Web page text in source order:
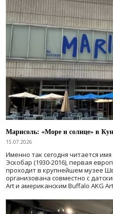
Марисоль: «Море и солнце» в
15.07.2026
Именно так сегодня читается
Эскобар (1930-2016), первая
проходит в крупнейшем музее
организована совместно с
Art и американским Buffalo AKG